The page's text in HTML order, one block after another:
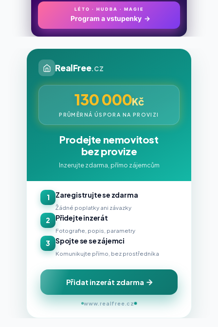
LÉTO · HUDBA · MAGIE
Program a vstupenky→
RealFree.cz
130 000Kč
PRŮMĚRNÁ ÚSPORA NA PROVIZI
Prodejte nemovitost
bez provize
Inzerujte zdarma, přímo zájemcům
1 Zaregistrujte se zdarma
Žádné poplatky ani závazky
2 Přidejte inzerát
Fotografie, popis, parametry
3 Spojte se se zájemci
Komunikujte přímo, bez prostředníka
Přidat inzerát zdarma
www.realfree.cz